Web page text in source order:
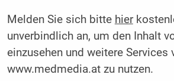
Melden Sie sich bitte hier
unverbindlich an, um den Inhalt
einzusehen und weitere Services
www.medmedia.at zu nutzen.